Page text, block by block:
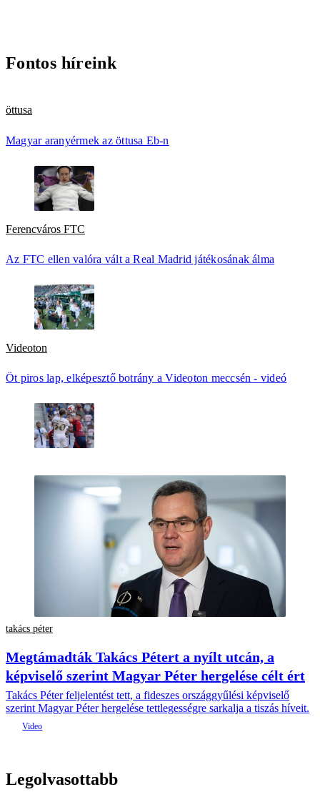
Fontos híreink
öttusa
Magyar aranyérmek az öttusa Eb-n
Ferencváros FTC
Az FTC ellen valóra vált a Real Madrid játékosának álma
Videoton
Öt piros lap, elképesztő botrány a Videoton meccsén - videó
takács péter
Megtámadták Takács Pétert a nyílt utcán, a
képviselő szerint Magyar Péter hergelése célt ért
Takács Péter feljelentést tett, a fideszes országgyűlési képviselő
szerint Magyar Péter hergelése tettlegességre sarkalja a tiszás híveit.
Legolvasottabb